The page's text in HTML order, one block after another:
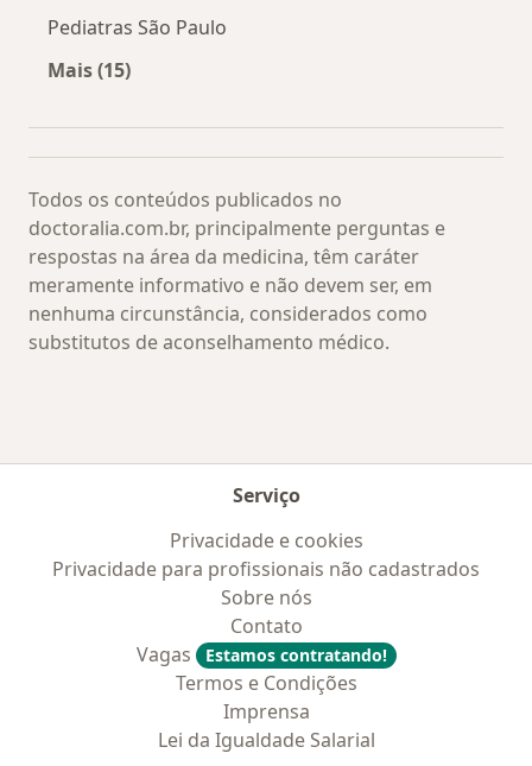
Pediatras São Paulo
Mais (15)
Todos os conteúdos publicados no
doctoralia.com.br, principalmente perguntas e
respostas na área da medicina, têm caráter
meramente informativo e não devem ser, em
nenhuma circunstância, considerados como
substitutos de aconselhamento médico.
Serviço
Privacidade e cookies
Privacidade para profissionais não cadastrados
Sobre nós
Contato
Vagas
Estamos contratando!
Termos e Condições
Imprensa
Lei da Igualdade Salarial